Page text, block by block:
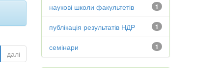
далі
1
наукові школи факультетів
1
публікація результатів НДР
1
семінари